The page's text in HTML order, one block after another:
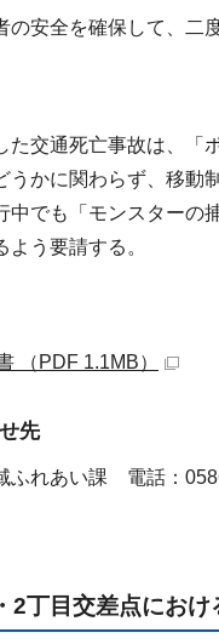
の安全を確保して、二
た交通死亡事故は、「
うかに関わらず、移動
中でも「モンスター
よう要請する。
（PDF 1.1MB）
先
ふれあい課 電話：
2丁目交差点にお